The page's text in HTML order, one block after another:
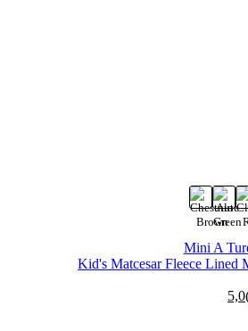
Mini A
Kid's Matcesar Fleece Lined
5,0